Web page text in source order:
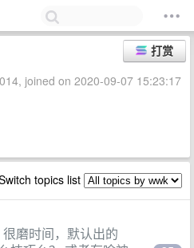
打赏
joined on 2020-09-07 15:23:17
topics list
磨时间，默认出的